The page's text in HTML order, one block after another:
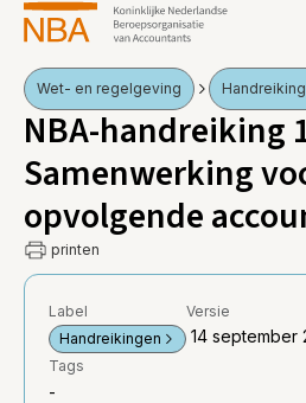
Wet- en regelgeving
NBA-handreiking
Samenwerking
opvolgende
printen
Label
Handreikingen
Versie
Tags
-